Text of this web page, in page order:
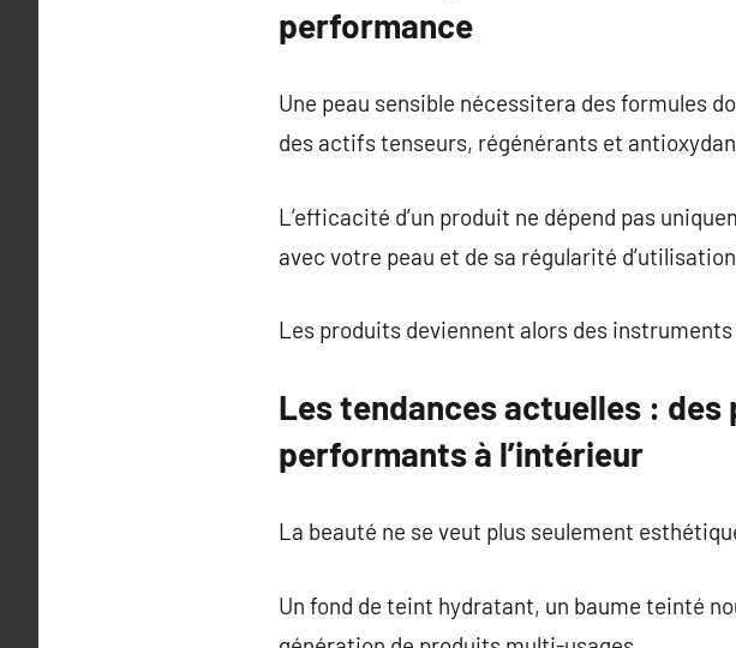
performance
Une peau sensible nécessitera des formules
des actifs tenseurs, régénérants et
L’efficacité d’un produit ne dépend pas
avec votre peau et de sa régularité
Les produits deviennent alors des
Les tendances actuelles : des
performants à l’intérieur
La beauté ne se veut plus seulement
Un fond de teint hydratant, un baume teinté